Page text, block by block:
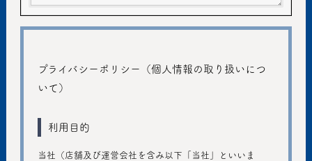
プライバシーポリシー（個人情報の取り扱いにつ
いて）
利用目的
当社（店舗及び運営会社を含み以下「当社」といいま